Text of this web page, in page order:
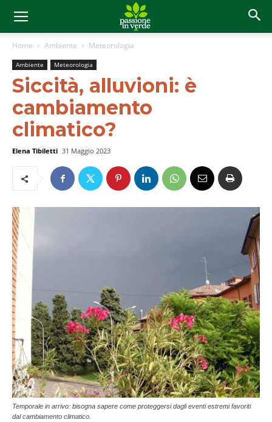
Home Ambiente Meteorologia
Ambiente Meteorologia
Siccità, alluvioni: è
cambiamento
climatico?
Elena Tibiletti 31 Maggio 2023
Temporale in arrivo: bisogna sapere come proteggersi dagli eventi estremi favoriti
dal cambiamento climatico.